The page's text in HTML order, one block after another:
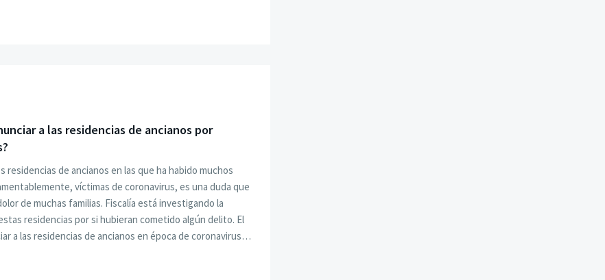
a las residencias de ancianos por
residencias de ancianos en las que ha habido muchos
víctimas de coronavirus, es una duda que
de muchas familias. Fiscalía está investigando la
residencias por si hubieran cometido algún delito. El
a las residencias de ancianos en época de coronavirus…